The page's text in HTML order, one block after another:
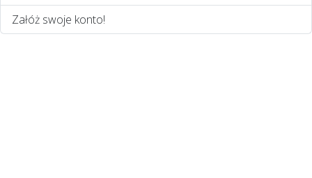
Załóż swoje konto!